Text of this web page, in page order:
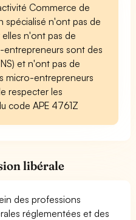
Commerce de
spécialisé n'ont pas de
n'ont pas de
entrepreneurs sont des
et n'ont pas de
micro-entrepreneurs
respecter les
code APE 4761Z
libérale
des professions
réglementées et des